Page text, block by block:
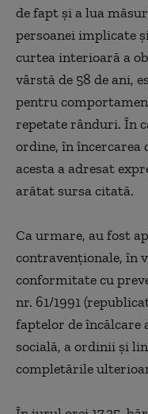
de fapt şi a lua
persoanei implicate
curtea interioară a
vârstă de 58 de ani,
pentru
repetate rânduri. În
ordine, în încercarea
acesta a adresat
arătat sursa citată.
Ca urmare, au fost
contravenţionale, în
conformitate cu
nr. 61/1991
faptelor de încălcare
socială, a ordinii şi
completările